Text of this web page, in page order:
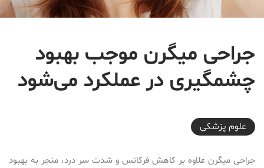
جراحی میگرن موجب بهبود
چشمگیری در عملکرد می‌شود
2018-01-10T17:24:44+03:30
علوم پزشكی
جراحی میگرن علاوه بر کاهش فرکانس و شدت سر درد، منجر به بهبود